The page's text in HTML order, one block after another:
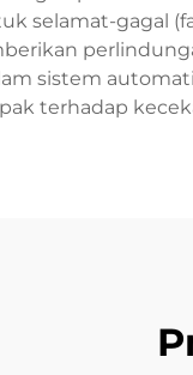
selamat-gagal
sistem
terhadap